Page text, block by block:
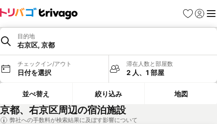
お気に入り
ログイ
メ
目的地
右京区, 京都
チェックイン/アウト
日付を選択
滞在人数と部屋数
2 人、1 部屋
並べ替え 絞り込み 地図
京都、右京区周辺の宿泊施設
弊社への手数料が検索結果に及ぼす影響について